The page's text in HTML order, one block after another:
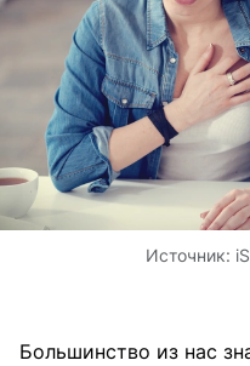
Источник:
Большинство из нас